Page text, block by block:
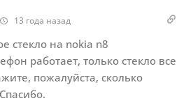
13 года назад
стекло на nokia n8
работает, только стекло все
пожалуйста, сколько